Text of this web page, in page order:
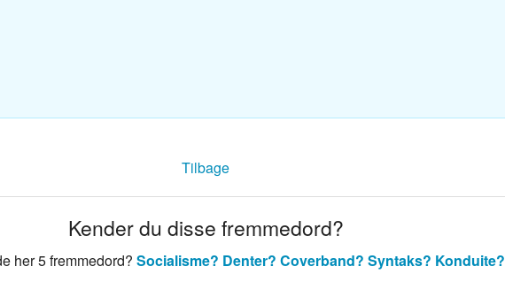
Tilbage
Kender du disse fremmedord?
her 5 fremmedord? Socialisme? Denter? Coverband? Syntaks? Konduite?